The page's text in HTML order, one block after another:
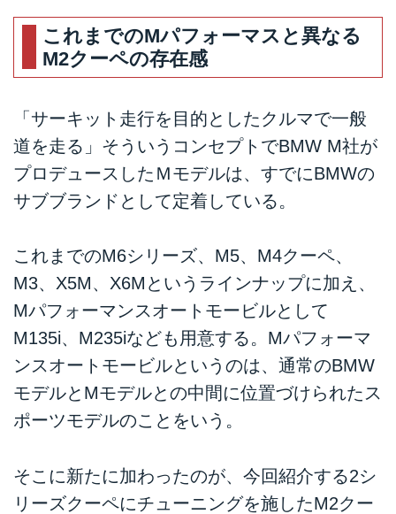
これまでのMパフォーマスと異なる
M2クーペの存在感
「サーキット走行を目的としたクルマで一般
道を走る」そういうコンセプトでBMW M社が
プロデュースしたＭモデルは、すでにBMWの
サブブランドとして定着している。
これまでのM6シリーズ、M5、M4クーペ、
M3、X5M、X6Mというラインナップに加え、
Mパフォーマンスオートモービルとして
M135i、M235iなども用意する。Mパフォーマ
ンスオートモービルというのは、通常のBMW
モデルとMモデルとの中間に位置づけられたス
ポーツモデルのことをいう。
そこに新たに加わったのが、今回紹介する2シ
リーズクーペにチューニングを施したM2クー